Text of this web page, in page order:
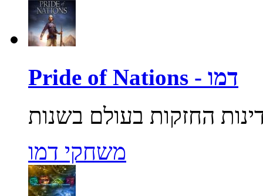
Pride of Nations - דמו
משחקי דמו